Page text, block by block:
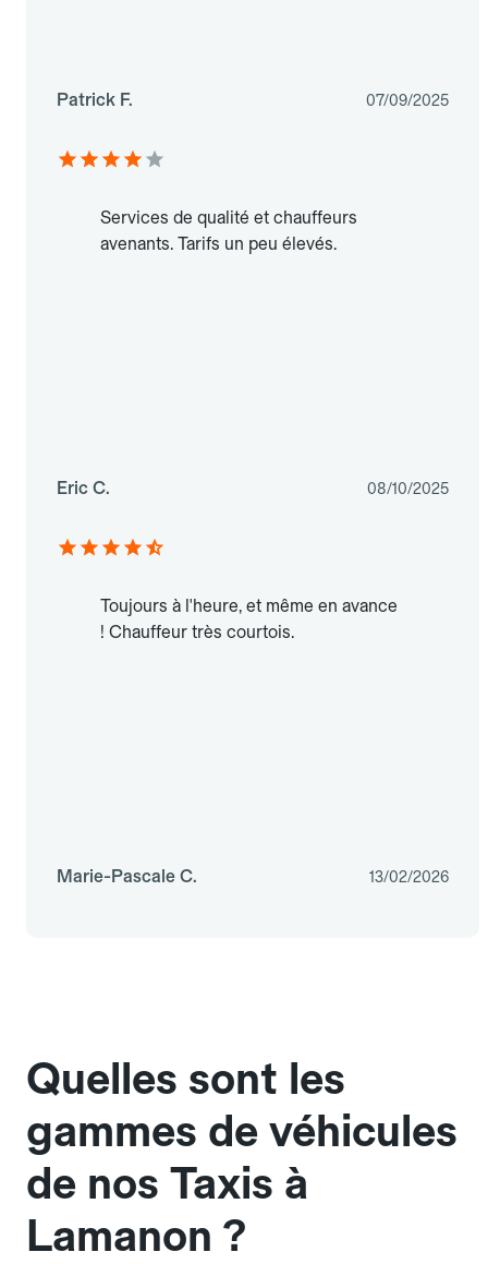
Patrick F. 07/09/2025
Services de qualité et chauffeurs
avenants. Tarifs un peu élevés.
Eric C. 08/10/2025
Toujours à l'heure, et même en avance
! Chauffeur très courtois.
Marie-Pascale C. 13/02/2026
Quelles sont les
gammes de véhicules
de nos Taxis à
Lamanon ?